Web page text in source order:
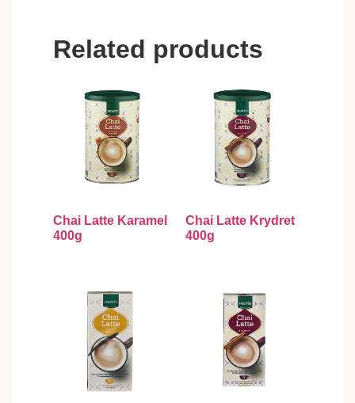
Related products
Chai Latte Karamel
400g
Chai Latte Krydret
400g